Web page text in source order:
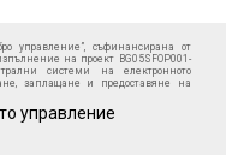
управление”, съфинансирана от
на проект BG05SFOP001-
системи на електронното
заплащане и предоставяне на
управление